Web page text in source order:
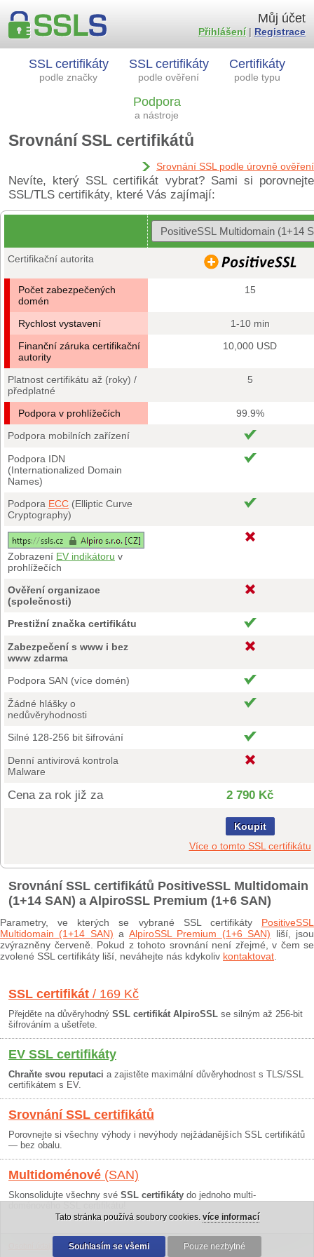
SSL certifikáty
podle značky
SSL certifikáty
podle ověření
Certifikáty
podle typu
Podpora
a nástroje
Můj účet
Přihlášení| Registrace
Srovnání SSL certifikátů
Srovnání SSL podle úrovně ověření
Nevíte, který SSL certifikát vybrat? Sami si porovnejte
SSL/TLS certifikáty, které Vás zajímají:
Certifikační autorita
Počet zabezpečených
domén
15
Rychlost vystavení
1-10 min
Finanční záruka certifikační
autority
10,000 USD
Platnost certifikátu až (roky) /
předplatné
5
Podpora v prohlížečích
99.9%
Podpora mobilních zařízení
Podpora IDN
(Internationalized Domain
Names)
Podpora ECC (Elliptic Curve
Cryptography)
Zobrazení EV indikátoru v
prohlížečích
Ověření organizace
(společnosti)
Prestižní značka certifikátu
Zabezpečení s www i bez
www zdarma
Podpora SAN (více domén)
Žádné hlášky o
nedůvěryhodnosti
Silné 128-256 bit šifrování
Denní antivirová kontrola
Malware
Cena za rok již za 2 790 Kč
Koupit
Více o tomto SSL certifikátu
Srovnání SSL certifikátů PositiveSSL Multidomain
(1+14 SAN) a AlpiroSSL Premium (1+6 SAN)
Parametry, ve kterých se vybrané SSL certifikáty PositiveSSL
Multidomain (1+14 SAN) a AlpiroSSL Premium (1+6 SAN) liší, jsou
zvýrazněny červeně. Pokud z tohoto srovnání není zřejmé, v čem se
zvolené SSL certifikáty liší, neváhejte nás kdykoliv kontaktovat
SSL certifikát / 169 Kč
Přejděte na důvěryhodný SSL certifikát AlpiroSSL se silným až 256-bit
šifrováním a ušetřete.
EV SSL certifikáty
Chraňte svou reputaci a zajistěte maximální důvěryhodnost s TLS/SSL
certifikátem s EV.
Srovnání SSL certifikátů
Porovnejte si všechny výhody i nevýhody nejžádanějších SSL certifikátů
— bez obalu.
Multidoménové (SAN)
Skonsolidujte všechny své SSL certifikáty do jednoho multi-
Obchodní podmínky|30 dní záruka
Tato stránka používá soubory cookies. více informací
Souhlasím se všemi Pouze nezbytné